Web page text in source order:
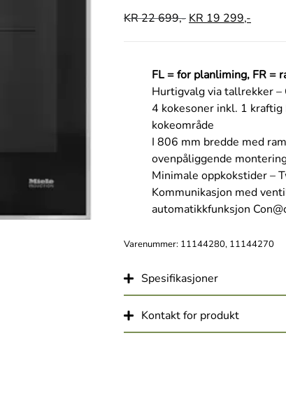
KR22 699,- KR 19 299,-
FL = for planliming, FR =
Hurtigvalg via tallrekker
4 kokesoner inkl. 1 kraftig
kokeområde
I 806 mm bredde med
ovenpåliggende
Minimale oppkokstider –
Kommunikasjon med
automatikkfunksjon
Varenummer: 11144280, 11144270
Spesifikasjoner
Kontakt for produkt